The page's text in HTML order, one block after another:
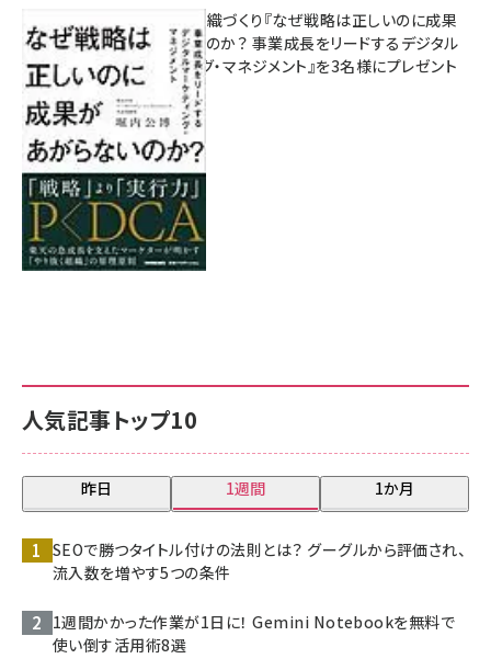
人気記事トップ10
昨日 1週間 1か月
SEOで勝つタイトル付けの法則とは？ グーグルから評価され、
流入数を増やす5つの条件
1週間かかった作業が1日に！ Gemini Notebookを無料で
使い倒す活用術8選
成果を生む組織づくり『なぜ戦略は正しいのに成果
があがらないのか？ 事業成長をリードするデジタル
マーケティング・マネジメント』を3名様にプレゼント
8月7日 10:00